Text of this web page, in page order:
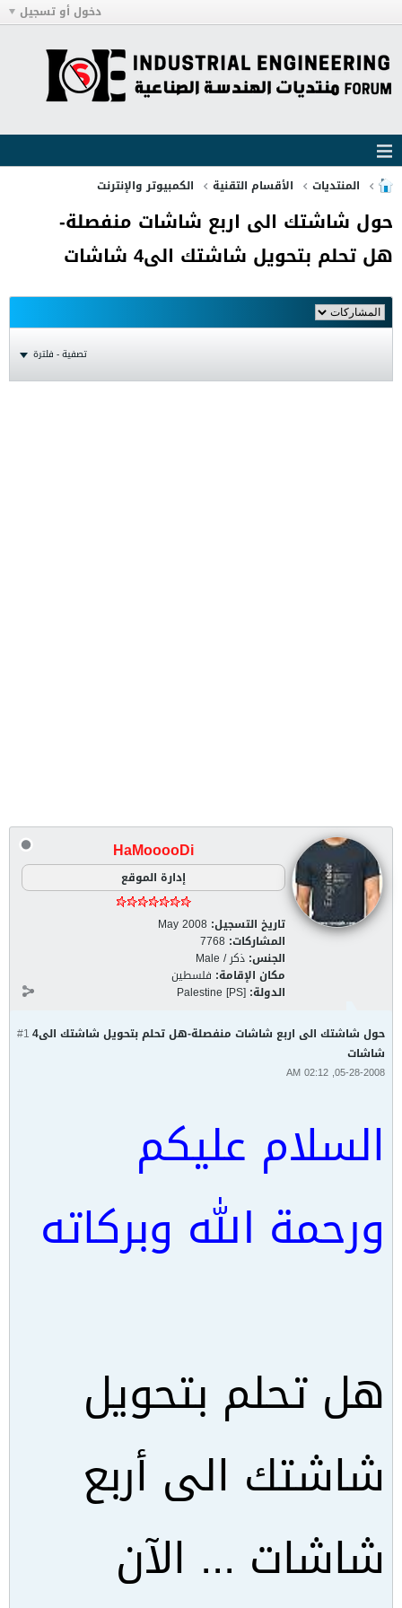
دخول أو تسجيل
المنتديات الأقسام التقنية الكمبيوتر والإنترنت
حول شاشتك الى اربع شاشات منفصلة-
هل تحلم بتحويل شاشتك الى4 شاشات
تصفية - فلترة
HaMooooDi
إدارة الموقع
تاريخ التسجيل: May 2008
المشاركات: 7768
الجنس: ذكر / Male
مكان الإقامة: فلسطين
الدولة: Palestine [PS]
#1حول شاشتك الى اربع شاشات منفصلة-هل تحلم بتحويل شاشتك الى4
شاشات
05-28-2008, 02:12 AM
السلام عليكم
ورحمة الله وبركاته
هل تحلم بتحويل
شاشتك الى أربع
شاشات ... الآن